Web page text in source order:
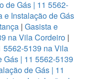
de Gás | 11 5562-
e Instalação de Gás
| Gasista e
na Vila Cordeiro|
5562-5139 na Vila
Gás | 11 5562-5139
de Gás | 11